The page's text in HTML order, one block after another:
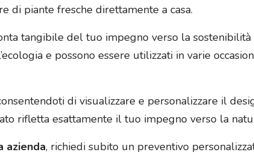
di piante fresche direttamente a casa.
tangibile del tuo impegno verso la
e possono essere utilizzati in varie
di visualizzare e personalizzare il
rifletta esattamente il tuo impegno verso la
azienda, richiedi subito un preventivo